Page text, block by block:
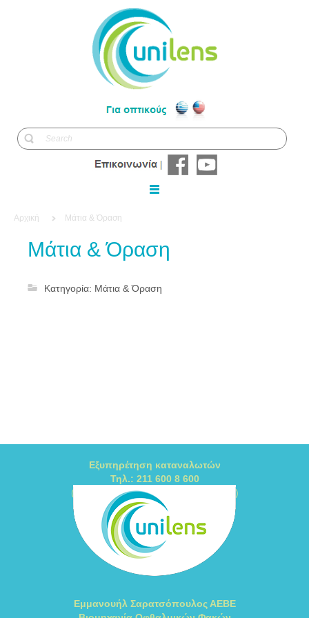
Αρχική Μάτια & Όραση
Μάτια & Όραση
Κατηγορία: Μάτια & Όραση
Εξυπηρέτηση καταναλωτών
Τηλ.: 211 600 8 600
(Δευτέρα - Παρασκευή / 10:00 - 14:00)
Εμμανουήλ Σαρατσόπουλος ΑΕΒΕ